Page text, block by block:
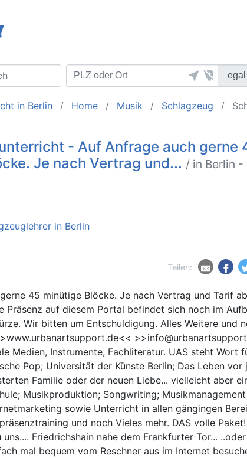
near_me location_off
in Berlin Home Musik Schlagzeug
- Auf Anfrage auch gerne
Je nach Vertrag und... / in Berlin -
in Berlin
Teilen:
45 minütige Blöcke. Je nach Vertrag und Tarif
Präsenz auf diesem Portal befindet sich noch im
Wir bitten um Entschuldigung. Alles Weitere und
Medien, Instrumente, Fachliteratur. UAS steht Wort
Pop; Universität der Künste Berlin; Das Leben vor
Familie oder der neuen Liebe... vielleicht aber
Musikproduktion; Songwriting;
sowie Unterricht in allen gängingen
und noch Vieles mehr. DAS volle
uns.... Friedrichshain nahe dem Frankfurter Tor...
mal bequem vom Reschner aus im Internet